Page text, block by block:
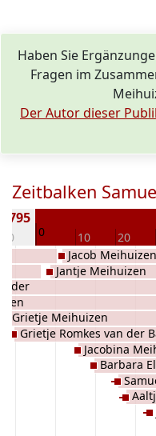
Haben Sie
Fragen im
Der Autor dieser
Zeitbalken
0 10 20
Grietje Meihuizen
Grietje Romkes van der
Jantje Meihuizen
Jacob Meihuizen
Jacobina
Barbara